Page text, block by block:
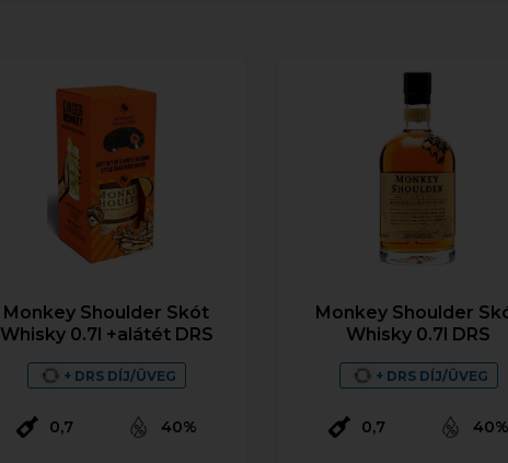
Monkey Shoulder Skót
Whisky 0.7l +alátét DRS
+ DRS DÍJ/ÜVEG
0,7 40%
Monkey Shoulder
Whisky 0.7l DRS
+ DRS DÍJ/ÜVEG
0,7 40%